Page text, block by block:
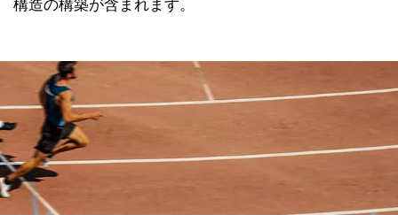
構造の構築が含まれます。